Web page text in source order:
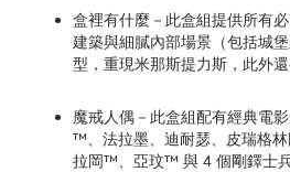
盒裡有什麼－此盒組提供所有
建築與細膩內部場景（包括城
型，重現米那斯提力斯，此外
魔戒人偶－此盒組配有經典電
™、法拉墨、迪耐瑟、皮瑞格
拉岡™、亞玟™ 與 4 個剛鐸士